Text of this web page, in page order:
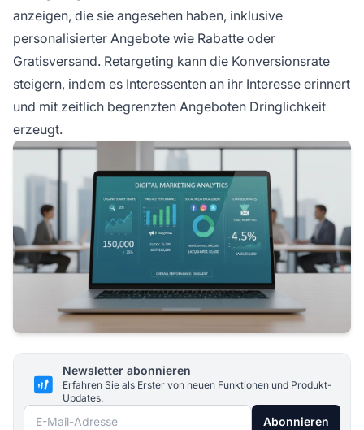
anzeigen, die sie angesehen haben, inklusive
personalisierter Angebote wie Rabatte oder
Gratisversand. Retargeting kann die Konversionsrate
steigern, indem es Interessenten an ihr Interesse erinnert
und mit zeitlich begrenzten Angeboten Dringlichkeit
erzeugt.
Newsletter abonnieren
Erfahren Sie als Erster von neuen Funktionen und Produkt-
Updates.
E-Mail-Adresse Abonnieren